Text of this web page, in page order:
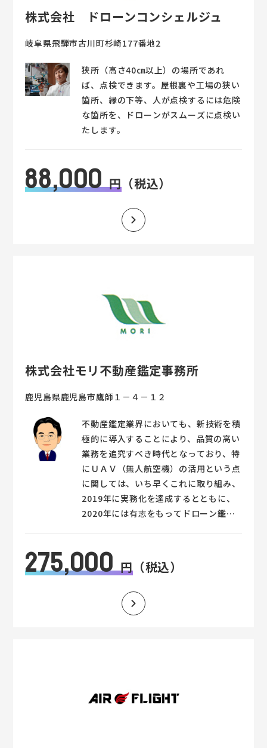
株式会社 ドローンコンシェルジュ
岐阜県飛騨市古川町杉崎177番地2
狭所（高さ40㎝以上）の場所であれ
ば、点検できます。屋根裏や工場の狭い
箇所、縁の下等、人が点検するには危険
な箇所を、ドローンがスムーズに点検い
たします。
88,000 円 （税込）
株式会社モリ不動産鑑定事務所
鹿児島県鹿児島市鷹師１－４－１２
不動産鑑定業界においても、新技術を積
極的に導入することにより、品質の高い
業務を追究すべき時代となっており、特
にＵＡＶ（無人航空機）の活用という点
に関しては、いち早くこれに取り組み、
2019年に実務化を達成するとともに、
2020年には有志をもってドローン鑑定
ーン鑑定とは、簡単に言うと空撮解析を
活用する不動産の鑑定評価等業務のこと
商標第6365211号の技術及びサービス
を示します。 新分野であるドローン界
鑑定です。 ドローン鑑定は、「産業
上の利用可能性」「新規性」「進歩性」
275,000 円（税込）